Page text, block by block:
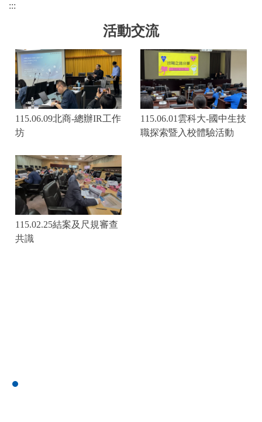
:::
活動交流
115.06.09北商-總辦IR工作
坊
115.06.01雲科大-國中生技
職探索暨入校體驗活動
115.02.25結案及尺規審查
共識